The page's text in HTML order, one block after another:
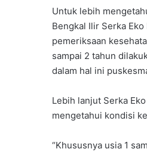
Untuk lebih
Bengkal Ilir Serka
pemeriksaan
sampai 2 tahun
dalam hal ini
Lebih lanjut Serka
mengetahui kondisi
“Khususnya usia 1